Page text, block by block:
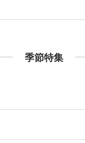
季節特集